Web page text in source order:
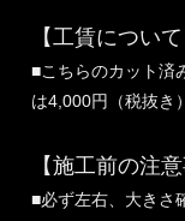
【工賃について
■こちらのカット済
は4,000円（税抜き
【施工前の注意
■必ず左右、大きさ